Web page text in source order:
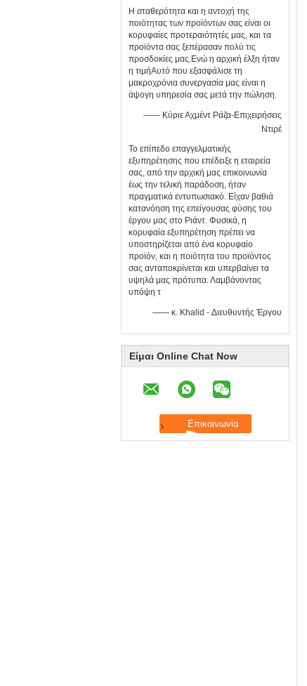
Η σταθερότητα και η αντοχή της
ποιότητας των προϊόντων σας είναι οι
κορυφαίες προτεραιότητές μας, και τα
προϊόντα σας ξεπέρασαν πολύ τις
προσδοκίες μας.Ενώ η αρχική έλξη ήταν
η τιμήΑυτό που εξασφάλισε τη
μακροχρόνια συνεργασία μας είναι η
άψογη υπηρεσία σας μετά την πώληση.
—— Κύριε Αχμέντ Ράζα-Επιχειρήσεις
Ντιρέ
Το επίπεδο επαγγελματικής
εξυπηρέτησης που επέδειξε η εταιρεία
σας, από την αρχική μας επικοινωνία
έως την τελική παράδοση, ήταν
πραγματικά εντυπωσιακό. Είχαν βαθιά
κατανόηση της επείγουσας φύσης του
έργου μας στο Ριάντ. Φυσικά, η
κορυφαία εξυπηρέτηση πρέπει να
υποστηρίζεται από ένα κορυφαίο
προϊόν, και η ποιότητα του προϊόντος
σας ανταποκρίνεται και υπερβαίνει τα
υψηλά μας πρότυπα. Λαμβάνοντας
υπόψη τ
—— κ. Khalid - Διευθυντής Έργου
Είμαι Online Chat Now